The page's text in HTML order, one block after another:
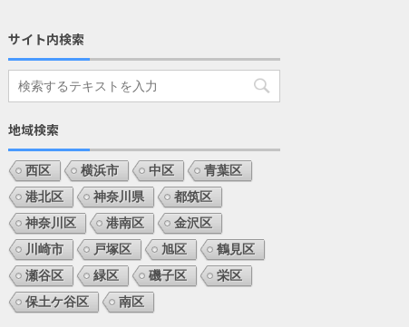
サイト内検索
地域検索
西区 横浜市 中区
青葉区
港北区
神奈川県
都筑区
神奈川区
港南区
金沢区
川崎市
戸塚区 旭区
鶴見区
瀬谷区
緑区 磯子区
栄区
保土ケ谷区
南区